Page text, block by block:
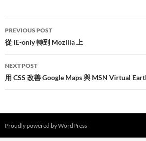
Post
navigation
PREVIOUS POST
從 IE-only 轉到 Mozilla 上
NEXT POST
用 CSS 改善 Google Maps 與 MSN Virtual
Proudly powered by WordPress